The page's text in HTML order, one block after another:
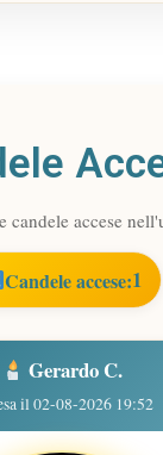
candele accese
Candele accese:1
Gerardo C.
il 02-08-2026 19:52